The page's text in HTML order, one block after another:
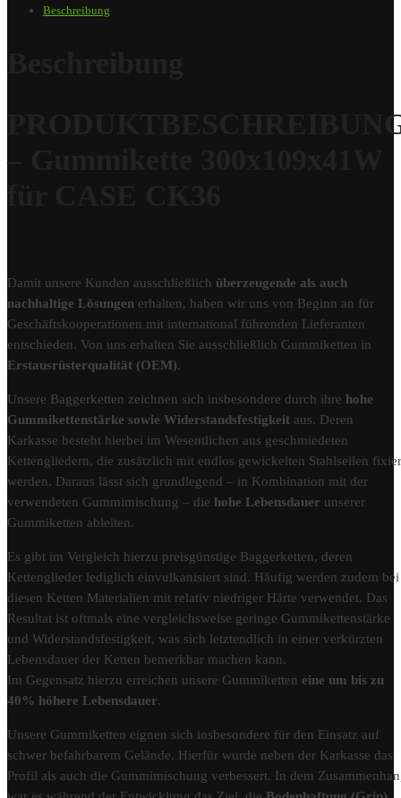
Beschreibung
Damit unsere Kunden ausschließlich überzeugende als auch
nachhaltige Lösungen erhalten, haben wir uns von Beginn an für
Geschäftskooperationen mit international führenden Lieferanten
entschieden. Von uns erhalten Sie ausschließlich Gummiketten in
Erstausrüsterqualität (OEM).
Unsere Baggerketten zeichnen sich insbesondere durch ihre hohe
Gummikettenstärke sowie Widerstandsfestigkeit aus. Deren
Karkasse besteht hierbei im Wesentlichen aus geschmiedeten
Kettengliedern, die zusätzlich mit endlos gewickelten Stahlseilen
werden. Daraus lässt sich grundlegend – in Kombination mit der
verwendeten Gummimischung – die hohe Lebensdauer unserer
Gummiketten ableiten.
Es gibt im Vergleich hierzu preisgünstige Baggerketten, deren
Kettenglieder lediglich einvulkanisiert sind. Häufig werden zudem bei
diesen Ketten Materialien mit relativ niedriger Härte verwendet. Das
Resultat ist oftmals eine vergleichsweise geringe Gummikettenstärke
und Widerstandsfestigkeit, was sich letztendlich in einer verkürzten
Lebensdauer der Ketten bemerkbar machen kann.
Im Gegensatz hierzu erreichen unsere Gummiketten eine um bis zu
40% höhere Lebensdauer.
Unsere Gummiketten eignen sich insbesondere für den Einsatz auf
schwer befahrbarem Gelände. Hierfür wurde neben der Karkasse das
Profil als auch die Gummimischung verbessert. In dem